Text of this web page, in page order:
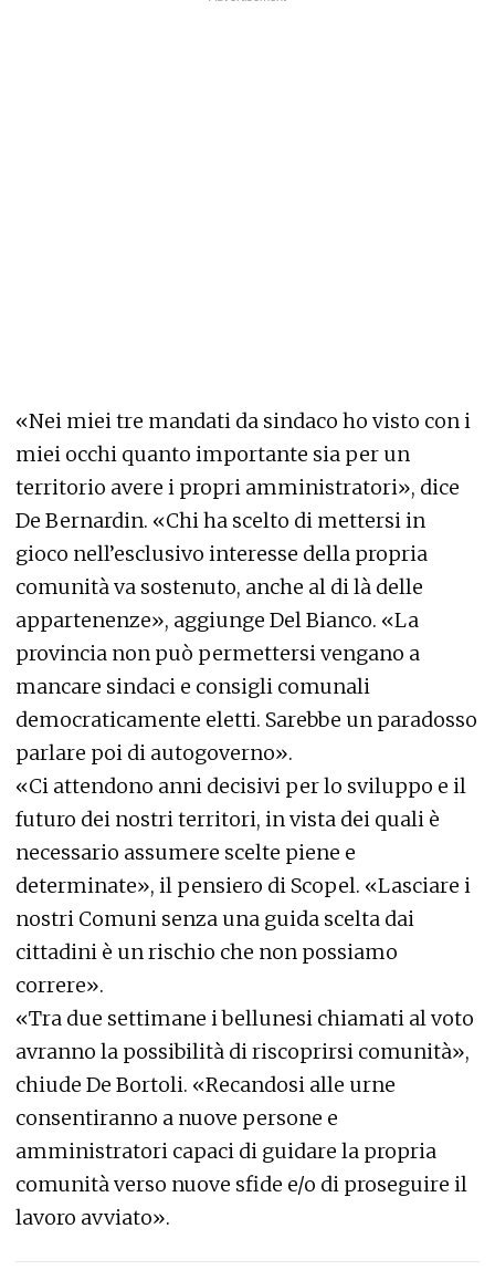
«Nei miei tre mandati da sindaco ho visto con i
miei occhi quanto importante sia per un
territorio avere i propri amministratori», dice
De Bernardin. «Chi ha scelto di mettersi in
gioco nell’esclusivo interesse della propria
comunità va sostenuto, anche al di là delle
appartenenze», aggiunge Del Bianco. «La
provincia non può permettersi vengano a
mancare sindaci e consigli comunali
democraticamente eletti. Sarebbe un paradosso
parlare poi di autogoverno».
«Ci attendono anni decisivi per lo sviluppo e il
futuro dei nostri territori, in vista dei quali è
necessario assumere scelte piene e
determinate», il pensiero di Scopel. «Lasciare i
nostri Comuni senza una guida scelta dai
cittadini è un rischio che non possiamo
correre».
«Tra due settimane i bellunesi chiamati al voto
avranno la possibilità di riscoprirsi comunità»,
chiude De Bortoli. «Recandosi alle urne
consentiranno a nuove persone e
amministratori capaci di guidare la propria
comunità verso nuove sfide e/o di proseguire il
lavoro avviato».